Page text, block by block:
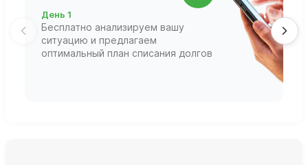
День 1
Бесплатно анализируем вашу
ситуацию и предлагаем
оптимальный план списания долгов